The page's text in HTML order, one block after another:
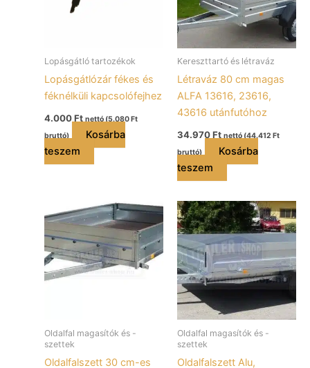
Lopásgátló tartozékok
Lopásgátlózár fékes és
féknélküli kapcsolófejhez
4.000Ft nettó (5.080Ft
bruttó)
Kosárba
teszem
Kereszttartó és létraváz
Létraváz 80 cm magas
ALFA 13616, 23616,
43616 utánfutóhoz
34.970Ft nettó (44.412 Ft
bruttó)
Kosárba
teszem
Oldalfal magasítók és -
szettek
Oldalfalszett 30 cm-es
Oldalfal magasítók és -
szettek
Oldalfalszett Alu,